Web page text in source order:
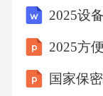
2025设
2025方
国家保